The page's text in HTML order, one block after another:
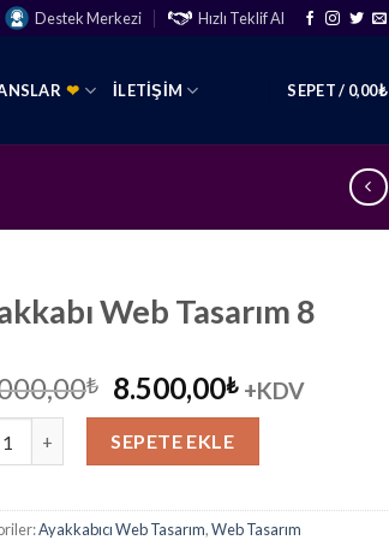
Destek Merkezi Hızlı Teklif Al
❤ İLETIŞIM SEPET / 0,00₺
Web Tasarım 8
₺ Orijinal
fiyat:
12.000,00₺.
8.500,00₺Şu
andaki
8.500,00₺.
+KDV
SEPETE EKLE
Ayakkabıcı Web Tasarım,Web Tasarım